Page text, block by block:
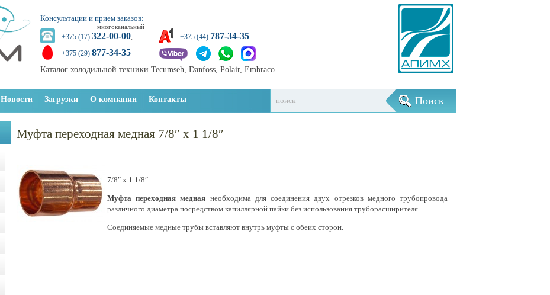
Консультации и прием заказов:
многоканальный
+375 (17) 322-00-00,
+375 (29) 877-34-35
+375 (44) 787-34-35
Каталог холодильной техники Tecumseh, Danfoss, Polair, Embraco
Новости Загрузки О компании Контакты
Муфта переходная медная 7/8″ х 1 1/8″
7/8″ х 1 1/8″
Муфта переходная медная необходима для соединения двух отрезков медного трубопровода
различного диаметра посредством капиллярной пайки без использования труборасширителя.
Соединяемые медные трубы вставляют внутрь муфты с обеих сторон.